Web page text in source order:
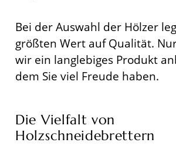
Bei der Auswahl der Hölzer
größten Wert auf Qualität.
wir ein langlebiges Produkt
dem Sie viel Freude haben.
Die Vielfalt von
Holzschneidebrettern